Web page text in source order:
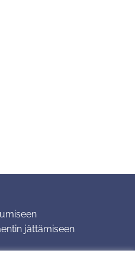
jättämiseen